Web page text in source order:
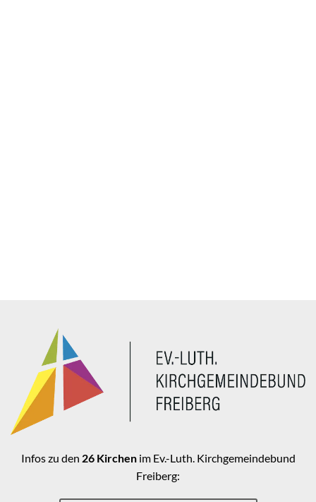
Infos zu den 26 Kirchenim Ev.-Luth. Kirchgemeindebund
Freiberg: